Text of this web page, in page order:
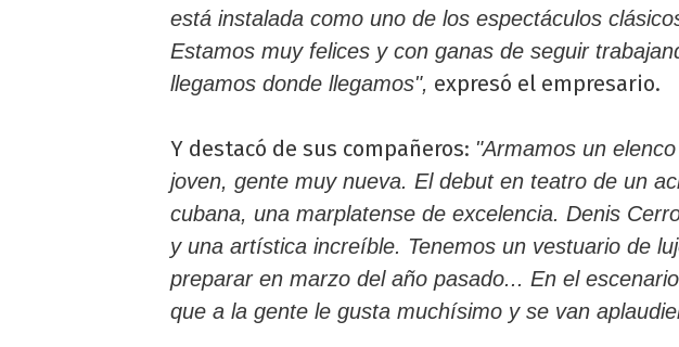
está instalada como uno de los espectáculos
Estamos muy felices y con ganas de seguir
llegamos donde llegamos", expresó el empresario.
Y destacó de sus compañeros: "Armamos un
joven, gente muy nueva. El debut en teatro de un
cubana, una marplatense de excelencia. Denis
y una artística increíble. Tenemos un vestuario de
preparar en marzo del año pasado... En el
que a la gente le gusta muchísimo y se van